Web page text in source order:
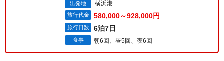
出発地 横浜港
旅行代金 580,000～928,000円
旅行日数 6泊7日
食事 朝6回、昼5回、夜6回